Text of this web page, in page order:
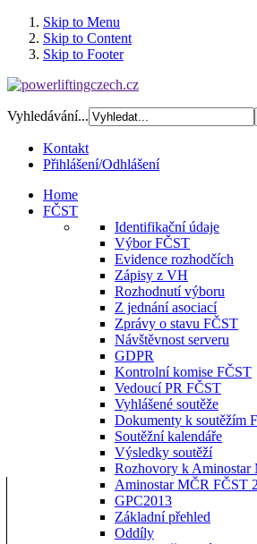
Skip to Menu
Skip to Content
Skip to Footer
Vyhledávání...
Kontakt
Přihlášení/Odhlášení
Home
FČST
Identifikační údaje
Výbor FČST
Evidence rozhodčích
Zápisy z VH
Rozhodnutí výboru
Z jednání asociací
Zprávy o stavu FČST
Návštěvnost serveru
GDPR
Kontrolní komise FČST
Vedoucí PR FČST
Vyhlášené soutěže
Dokumenty k soutěžím
Soutěžní kalendáře
Výsledky soutěží
Rozhovory k Aminostar
Aminostar MČR FČST
GPC2013
Základní přehled
Oddíly